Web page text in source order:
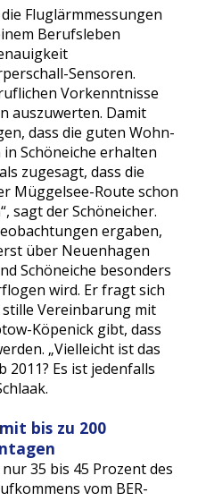
Fluglärmmessungen
Berufsleben
Sensoren.
Vorkenntnisse
auszuwerten. Damit
dass die guten Wohn-
Schöneiche erhalten
zugesagt, dass die
Müggelsee-Route schon
sagt der Schöneicher.
ergaben,
über Neuenhagen
Schöneiche besonders
wird. Er fragt sich
Vereinbarung mit
Köpenick gibt, dass
„Vielleicht ist das
Es ist jedenfalls
bis zu 200
35 bis 45 Prozent des
vom BER-